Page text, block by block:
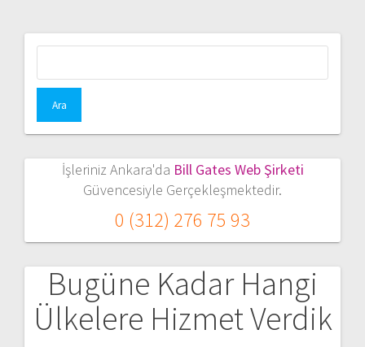
İşleriniz Ankara'da Bill Gates Web Şirketi
Güvencesiyle Gerçekleşmektedir.
0 (312) 276 75 93
Bugüne Kadar Hangi
Ülkelere Hizmet Verdik